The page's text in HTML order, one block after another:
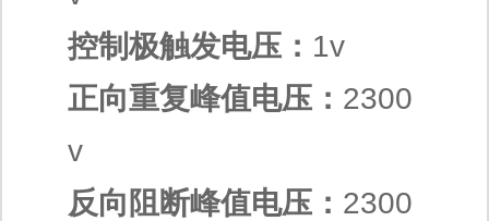
控制极触发电压： 1v
正向重复峰值电压： 2300
v
反向阻断峰值电压： 2300